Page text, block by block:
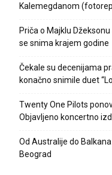
Kalemegdanom
Priča o Majklu
se snima krajem godine
Čekale su decenijama
konačno snimile duet
Twenty One Pilots
Objavljeno koncertno
Od Australije do
Beograd